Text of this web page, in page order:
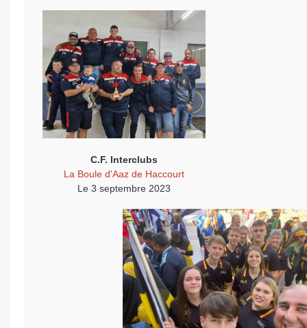
C.F. Interclubs
La Boule d'Aaz de Haccourt
Le 3 septembre 2023